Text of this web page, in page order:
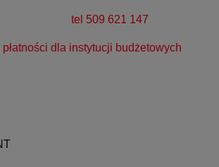
zł! tel 509 621 147
budżetowych